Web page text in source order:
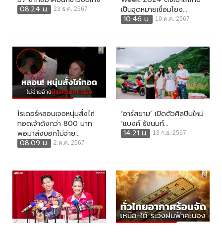
08:24 น.
23 ธ.ค. 2567
เป็นจุดหมายเชื่อมโยง...
10:46 น.
10 ต.ค. 2567
ไรเดอร์หลอนเจอหนุ่มสั่งไก่
ทอดเจ้าดังกว่า 800 บาท
พอมาส่งบอกไม่จ่าย...
08:09 น.
2 ต.ค. 2567
‘อาร์สยาม’ เปิดตัวศิลปินใหม่
‘แบงค์ ธัชนนท์...
14:21 น.
13 ก.ย. 2567